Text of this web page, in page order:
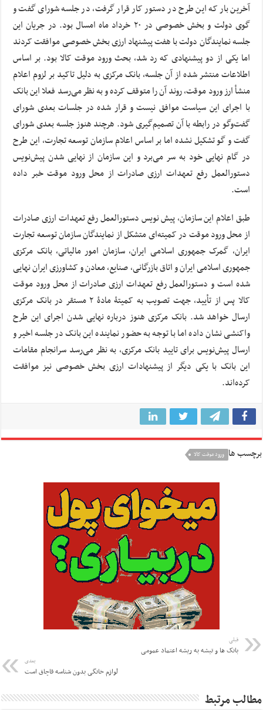
آخرین بار که این طرح در دستور کار قرار گرفت، در جلسه شورای گفت و
گوی دولت و بخش خصوصی در ۲۰ خرداد ماه امسال بود. در جریان این
جلسه نمایندگان دولت با هفت پیشنهاد ارزی بخش خصوصی موافقت کردند
اما یکی از دو پیشنهادی که رد شد، بحث ورود موقت کالا بود. بر اساس
اطلاعات منتشر شده از آن جلسه، بانک مرکزی به دلیل تاکید بر لزوم اعلام
منشأ ارز ورود موقت، روند آن را متوقف کرده و به نظر می‌رسد فعلا این بانک
با اجرای این سیاست موافق نیست و قرار شده در جلسات بعدی شورای
گفت‌وگو در رابطه با آن تصمیم‌گیری شود. هرچند هنوز جلسه بعدی شورای
گفت و گو تشکیل نشده اما بر اساس اعلام سازمان توسعه تجارت، این طرح
در گام نهایی خود به سر می‌برد و این سازمان از نهایی شدن پیش‌نویس
دستورالعمل رفع تعهدات ارزی صادرات از محل ورود موقت خبر داده
است.
طبق اعلام این سازمان، پیش نویس دستورالعمل رفع تعهدات ارزی صادرات
از محل ورود موقت در کمیته‌ای متشکل از نمایندگان سازمان توسعه تجارت
ایران، گمرک جمهوری اسلامی ایران، سازمان امور مالیاتی، بانک مرکزی
جمهوری اسلامی ایران و اتاق بازرگانی، صنایع، معادن و کشاورزی ایران نهایی
شده است و دستورالعمل رفع تعهدات ارزی صادرات از محل ورود موقت
کالا پس از تأیید، جهت تصویب به کمیتۀ مادۀ ۲ مستقر در بانک مرکزی
ارسال خواهد شد. بانک مرکزی هنوز درباره نهایی شدن اجرای این طرح
واکنشی نشان داده اما با توجه به حضور نماینده این بانک در جلسه اخیر و
ارسال پیش‌نویس برای تایید بانک مرکزی، به نظر می‌رسد سرانجام مقامات
این بانک با یکی دیگر از پیشنهادات ارزی بخش خصوصی نیز موافقت
کرده‌اند.
برچسب ها ورود موقت کالا
قبلی
بانک ها و تیشه به ریشه اعتماد عمومی
بعدی
لوازم خانگی بدون شناسه قاچاق است
مطالب مرتبط